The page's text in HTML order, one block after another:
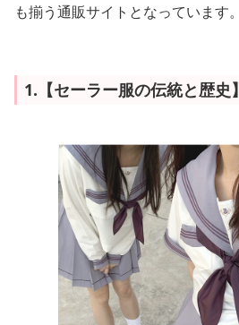
も揃う通販サイトとなっています。
1.【セーラー服の伝統と歴史】